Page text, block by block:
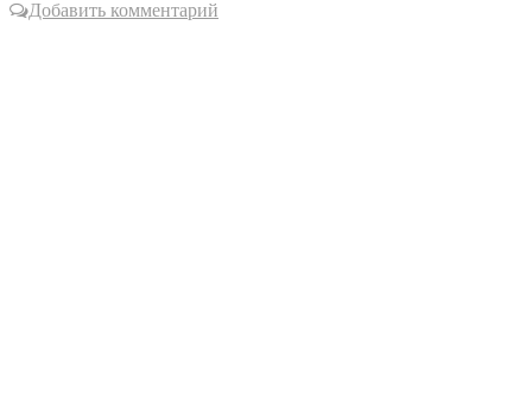
Добавить комментарий